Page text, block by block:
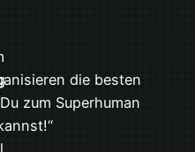
die besten
zum Superhuman